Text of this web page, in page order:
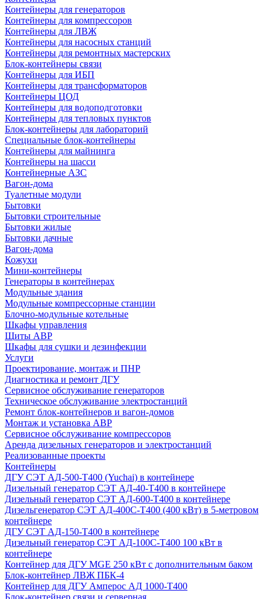
Контейнеры для генераторов
Контейнеры для компрессоров
Контейнеры для ЛВЖ
Контейнеры для насосных станций
Контейнеры для ремонтных мастерских
Блок-контейнеры связи
Контейнеры для ИБП
Контейнеры для трансформаторов
Контейнеры ЦОД
Контейнеры для водоподготовки
Контейнеры для тепловых пунктов
Блок-контейнеры для лабораторий
Специальные блок-контейнеры
Контейнеры для майнинга
Контейнеры на шасси
Контейнерные АЗС
Вагон-дома
Туалетные модули
Бытовки
Бытовки строительные
Бытовки жилые
Бытовки дачные
Вагон-дома
Кожухи
Мини-контейнеры
Генераторы в контейнерах
Модульные здания
Модульные компрессорные станции
Блочно-модульные котельные
Шкафы управления
Щиты АВР
Шкафы для сушки и дезинфекции
Услуги
Проектирование, монтаж и ПНР
Диагностика и ремонт ДГУ
Сервисное обслуживание генераторов
Техническое обслуживание электростанций
Ремонт блок-контейнеров и вагон-домов
Монтаж и установка АВР
Сервисное обслуживание компрессоров
Аренда дизельных генераторов и электростанций
Реализованные проекты
Контейнеры
ДГУ СЭТ АД-500-Т400 (Yuchai) в контейнере
Дизельный генератор СЭТ АД-40-Т400 в контейнере
Дизельный генератор СЭТ АД-600-Т400 в контейнере
Дизельгенератор СЭТ АД-400С-Т400 (400 кВт) в 5-метровом
контейнере
ДГУ СЭТ АД-150-Т400 в контейнере
Дизельный генератор СЭТ АД-100С-Т400 100 кВт в
контейнере
Контейнер для ДГУ MGE 250 кВт с дополнительным баком
Блок-контейнер ЛВЖ ПБК-4
Контейнер для ДГУ Амперос АД 1000-Т400
Блок-контейнер связи и серверная